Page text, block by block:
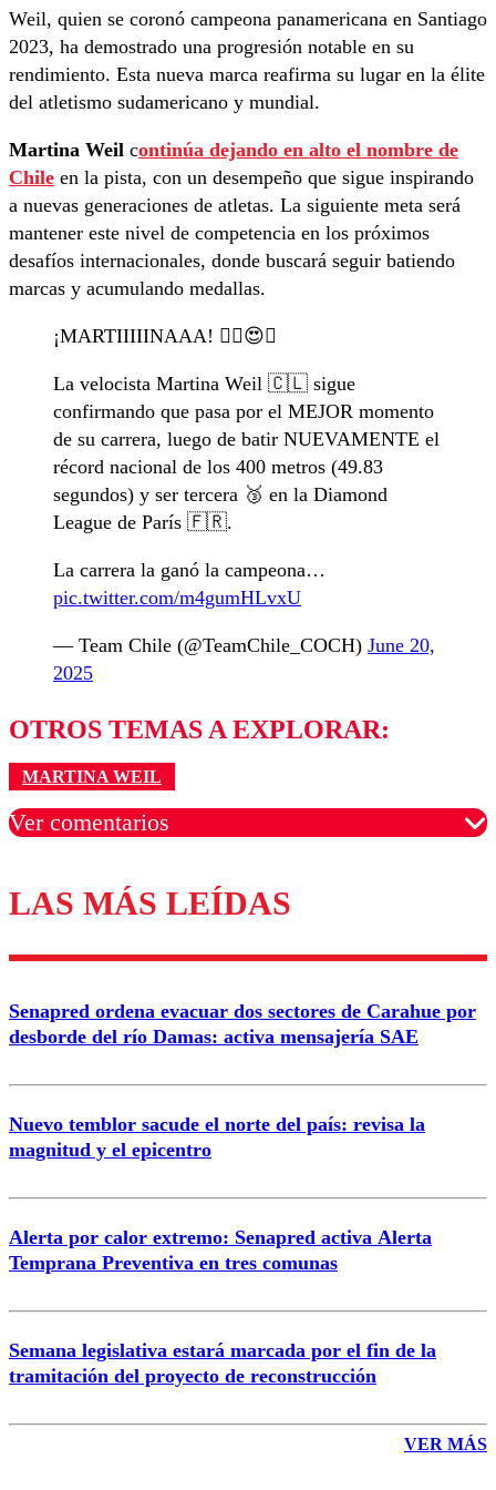
Weil, quien se coronó campeona panamericana en Santiago
2023, ha demostrado una progresión notable en su
rendimiento. Esta nueva marca reafirma su lugar en la élite
del atletismo sudamericano y mundial.
Martina Weil continúa dejando en alto el nombre de
Chile en la pista, con un desempeño que sigue inspirando
a nuevas generaciones de atletas. La siguiente meta será
mantener este nivel de competencia en los próximos
desafíos internacionales, donde buscará seguir batiendo
marcas y acumulando medallas.
¡MARTIIIIINAAA! 😮‍💨😍🥉
La velocista Martina Weil 🇨🇱 sigue
confirmando que pasa por el MEJOR momento
de su carrera, luego de batir NUEVAMENTE el
récord nacional de los 400 metros (49.83
segundos) y ser tercera 🥉 en la Diamond
League de París 🇫🇷.
La carrera la ganó la campeona…
pic.twitter.com/m4gumHLvxU
— Team Chile (@TeamChile_COCH) June 20,
2025
OTROS TEMAS A EXPLORAR:
MARTINA WEIL
Ver comentarios
Los comentarios son moderados para garantizar un
diálogo respetuoso.
Correo
LAS MÁS LEÍDAS
Senapred ordena evacuar dos sectores de Carahue por
desborde del río Damas: activa mensajería SAE
Nuevo temblor sacude el norte del país: revisa la
magnitud y el epicentro
Alerta por calor extremo: Senapred activa Alerta
Temprana Preventiva en tres comunas
Semana legislativa estará marcada por el fin de la
tramitación del proyecto de reconstrucción
VER MÁS